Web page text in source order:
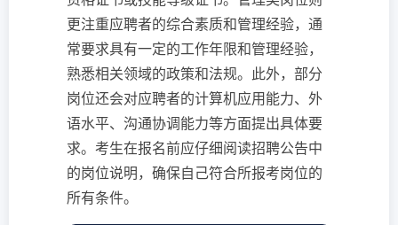
更注重应聘者的综合素质和管理经验，通
常要求具有一定的工作年限和管理经验，
熟悉相关领域的政策和法规。此外，部分
岗位还会对应聘者的计算机应用能力、外
语水平、沟通协调能力等方面提出具体要
求。考生在报名前应仔细阅读招聘公告中
的岗位说明，确保自己符合所报考岗位的
所有条件。